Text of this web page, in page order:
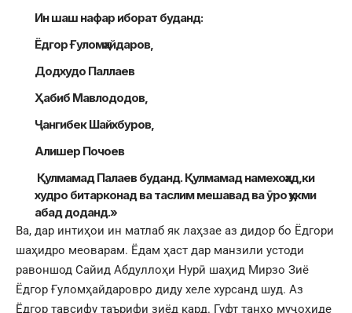
Ин шаш нафар иборат буданд:
Ёдгор Ғуломҳайдаров,
Додхудо Паллаев
Ҳабиб Мавлододов,
Ҷангибек Шайхбуров,
Алишер Почоев
Қулмамад Палаев буданд. Қулмамад намехоҳад,ки
худро битарконад ва таслим мешавад ва ӯро ҳукми
абад доданд.»
Ва, дар интиҳои ин матлаб як лаҳзае аз дидор бо Ёдгори
шаҳидро меоварам. Ёдам ҳаст дар манзили устоди
равоншод Сайид Абдуллоҳи Нурӣ шаҳид Мирзо Зиё
Ёдгор Ғуломҳайдаровро диду хеле хурсанд шуд. Аз
Ёдгор тавсифу таърифи зиёд кард. Гуфт танҳо муҷоҳиде